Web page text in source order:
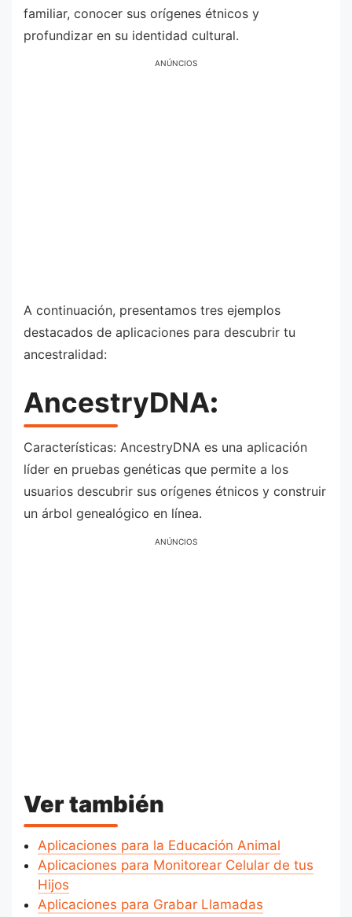
familiar, conocer sus orígenes étnicos y
profundizar en su identidad cultural.
ANÚNCIOS
A continuación, presentamos tres ejemplos
destacados de aplicaciones para descubrir tu
ancestralidad:
AncestryDNA:
Características: AncestryDNA es una aplicación
líder en pruebas genéticas que permite a los
usuarios descubrir sus orígenes étnicos y construir
un árbol genealógico en línea.
ANÚNCIOS
Ver también
Aplicaciones para la Educación Animal
Aplicaciones para Monitorear Celular de tus
Hijos
Aplicaciones para Grabar Llamadas